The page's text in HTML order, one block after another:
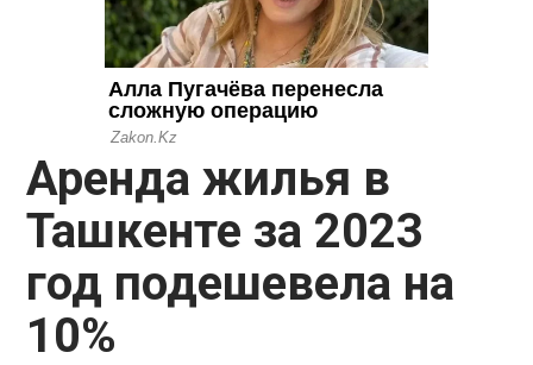
Аренда жилья в
Ташкенте за 2023
год подешевела на
10%